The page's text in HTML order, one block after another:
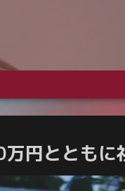
円とともに